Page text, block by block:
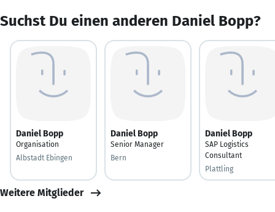
Suchst Du einen anderen Daniel Bopp?
Daniel Bopp
Organisation
Albstadt Ebingen
Daniel Bopp
Senior Manager
Bern
Daniel Bopp
SAP Logistics
Consultant
Plattling
Weitere Mitglieder